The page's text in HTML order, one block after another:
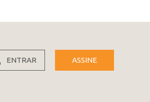
ENTRAR ASSINE